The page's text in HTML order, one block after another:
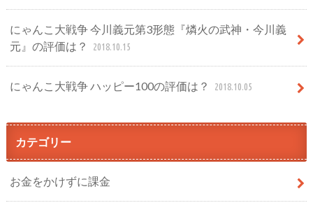
にゃんこ大戦争 今川義元第3形態『燐火の武神・今川義
元』の評価は？
2018.10.15
にゃんこ大戦争 ハッピー100の評価は？ 2018.10.05
カテゴリー
お金をかけずに課金